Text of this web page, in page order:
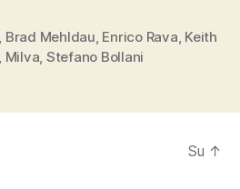
Brad Mehldau Enrico Rava Keith
Milva Stefano Bollani
Su ↑